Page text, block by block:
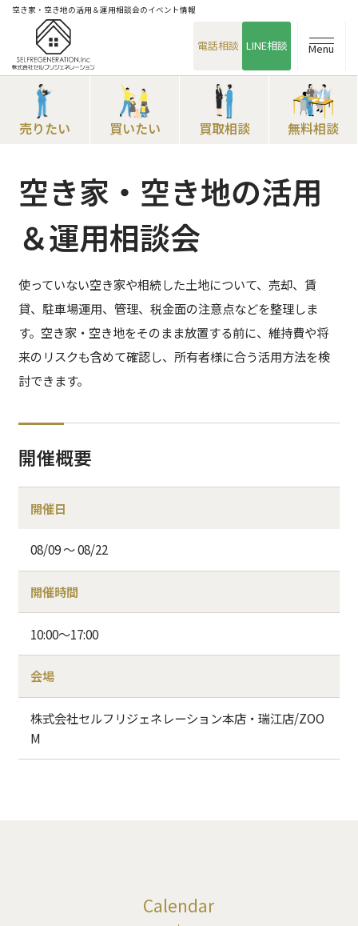
空き家・空き地の活用＆運用相談会のイベント情報
電話相談 LINE相談 Menu
売りたい 買いたい 買取相談 無料相談
空き家・空き地の活用
＆運用相談会
使っていない空き家や相続した土地について、売却、賃
貸、駐車場運用、管理、税金面の注意点などを整理しま
す。空き家・空き地をそのまま放置する前に、維持費や将
来のリスクも含めて確認し、所有者様に合う活用方法を検
討できます。
開催概要
開催日
08/09 〜 08/22
開催時間
10:00～17:00
会場
株式会社セルフリジェネレーション本店・瑞江店/ZOO
M
Calendar